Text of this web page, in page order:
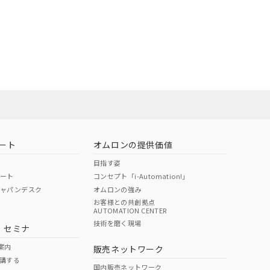
ト
ト
パンデスク
セミナ
内
する
オムロンの提供価値
目指す姿
コンセプト「i-Automation!」
オムロンの強み
お客様との共創拠点
AUTOMATION CENTER
技術を磨く現場
販売ネットワーク
国内販売ネットワーク